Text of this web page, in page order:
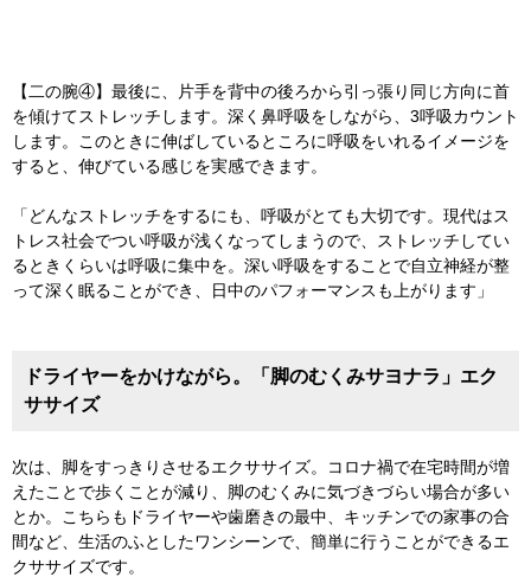
【二の腕④】最後に、片手を背中の後ろから引っ張り同じ方向に首
を傾けてストレッチします。深く鼻呼吸をしながら、3呼吸カウント
します。このときに伸ばしているところに呼吸をいれるイメージを
すると、伸びている感じを実感できます。
「どんなストレッチをするにも、呼吸がとても大切です。現代はス
トレス社会でつい呼吸が浅くなってしまうので、ストレッチしてい
るときくらいは呼吸に集中を。深い呼吸をすることで自立神経が整
って深く眠ることができ、日中のパフォーマンスも上がります」
ドライヤーをかけながら。「脚のむくみサヨナラ」エク
ササイズ
次は、脚をすっきりさせるエクササイズ。コロナ禍で在宅時間が増
えたことで歩くことが減り、脚のむくみに気づきづらい場合が多い
とか。こちらもドライヤーや歯磨きの最中、キッチンでの家事の合
間など、生活のふとしたワンシーンで、簡単に行うことができるエ
クササイズです。